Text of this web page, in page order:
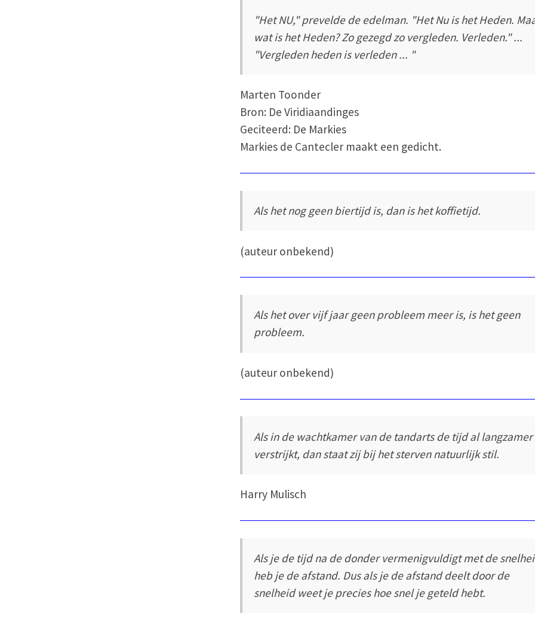
"Het NU," prevelde de edelman. "Het Nu is het Heden.
wat is het Heden? Zo gezegd zo vergleden. Verleden." ...
"Vergleden heden is verleden ... "
Marten Toonder
Bron: De Viridiaandinges
Geciteerd: De Markies
Markies de Cantecler maakt een gedicht.
Als het nog geen biertijd is, dan is het koffietijd.
(auteur onbekend)
Als het over vijf jaar geen probleem meer is, is het geen
probleem.
(auteur onbekend)
Als in de wachtkamer van de tandarts de tijd al langzamer
verstrijkt, dan staat zij bij het sterven natuurlijk stil.
Harry Mulisch
Als je de tijd na de donder vermenigvuldigt met de
heb je de afstand. Dus als je de afstand deelt door de
snelheid weet je precies hoe snel je geteld hebt.